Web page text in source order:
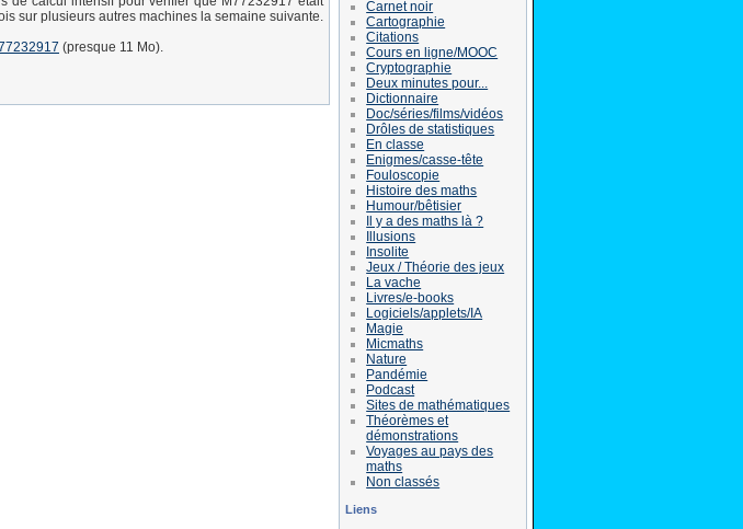
sur plusieurs autres machines la semaine suivante.
(presque 11 Mo).
Carnet noir
Cartographie
Citations
Cours en ligne/MOOC
Cryptographie
Deux minutes pour...
Dictionnaire
Doc/séries/films/vidéos
Drôles de statistiques
En classe
Enigmes/casse-tête
Fouloscopie
Histoire des maths
Humour/bêtisier
Il y a des maths là ?
Illusions
Insolite
Jeux / Théorie des jeux
La vache
Livres/e-books
Logiciels/applets/IA
Magie
Micmaths
Nature
Pandémie
Podcast
Sites de mathématiques
Théorèmes et
démonstrations
Voyages au pays des
maths
Non classés
Liens